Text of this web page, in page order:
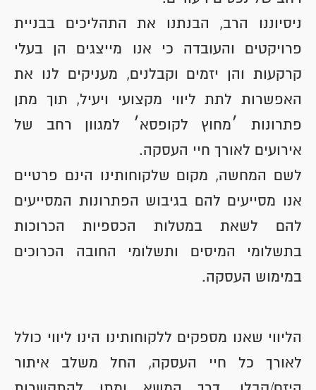
ניסיוננו הרב, הבנתנו את התהליכים בבניית
פרויקטים והעובדה כי אנו מייצגים הן בעלי
קרקעות והן יזמים וקבלנים, מעניקים לנו את
האפשרות לתת ליווי מקצועי ויעיל, תוך מתן
פתרונות ׳מחוץ לקופסא׳ למגוון רחב של
אירועים לאורך חיי העסקה.
לשם המחשה, מקום שלקוחותינו הינם פרטיים
אנו מסייעים להם בגיבוש הפתרונות המסייעים
להם לשאת במטלות הכספיות הכרוכות
בתשלומי המיסים ותשלומי החובה הכרוכים
במימוש העסקה.
הליווי שאנו מספקים ללקוחותינו הינו ליווי כולל
לאורך כל חיי העסקה, החל משלב איתור